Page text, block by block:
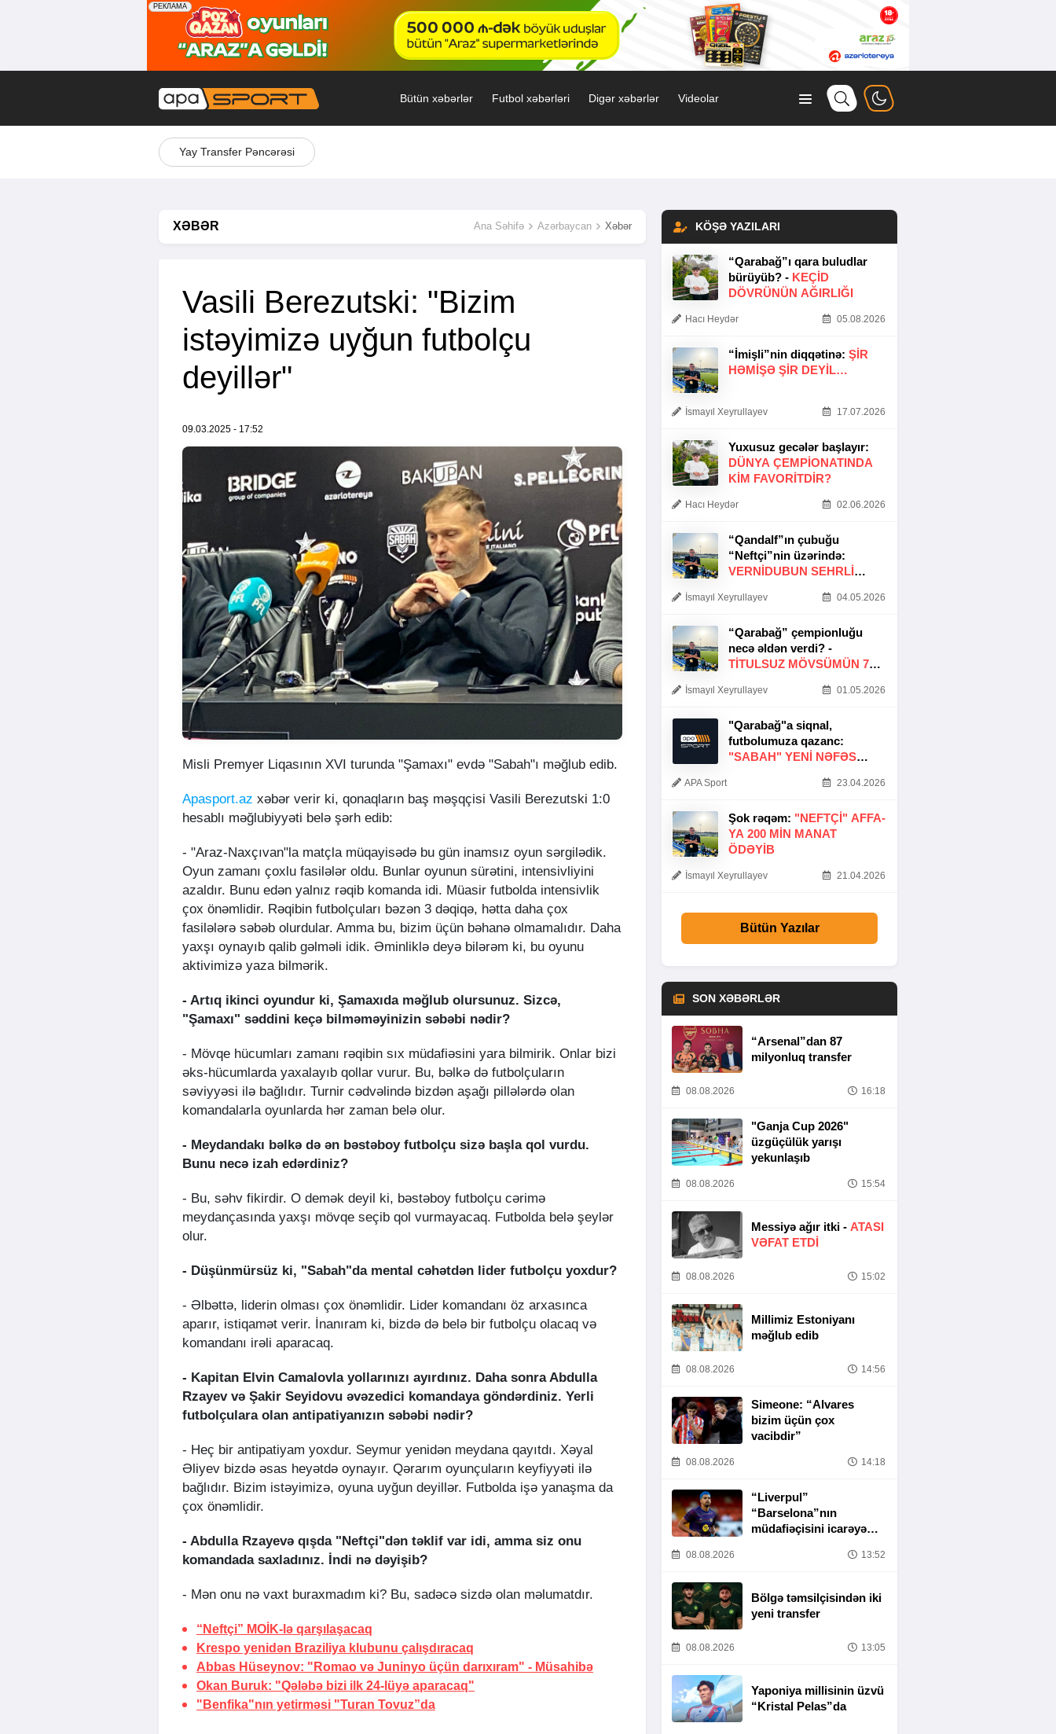
Bütün xəbərlər Futbol xəbərləri Digər xəbərlər Videolar
Yay Transfer Pəncərəsi
XƏBƏR Ana Səhifə Azərbaycan Xəbər
Vasili Berezutski: "Bizim
istəyimizə uyğun futbolçu
deyillər"
09.03.2025 - 17:52
Misli Premyer Liqasının XVI turunda "Şamaxı" evdə "Sabah"ı məğlub edib.
Apasport.az xəbər verir ki, qonaqların baş məşqçisi Vasili Berezutski 1:0
hesablı məğlubiyyəti belə şərh edib:
- "Araz-Naxçıvan"la matçla müqayisədə bu gün inamsız oyun sərgilədik.
Oyun zamanı çoxlu fasilələr oldu. Bunlar oyunun sürətini, intensivliyini
azaldır. Bunu edən yalnız rəqib komanda idi. Müasir futbolda intensivlik
çox önəmlidir. Rəqibin futbolçuları bəzən 3 dəqiqə, hətta daha çox
fasilələrə səbəb olurdular. Amma bu, bizim üçün bəhanə olmamalıdır. Daha
yaxşı oynayıb qalib gəlməli idik. Əminliklə deyə bilərəm ki, bu oyunu
aktivimizə yaza bilmərik.
- Artıq ikinci oyundur ki, Şamaxıda məğlub olursunuz. Sizcə,
"Şamaxı" səddini keçə bilməməyinizin səbəbi nədir?
- Mövqe hücumları zamanı rəqibin sıx müdafiəsini yara bilmirik. Onlar bizi
əks-hücumlarda yaxalayıb qollar vurur. Bu, bəlkə də futbolçuların
səviyyəsi ilə bağlıdır. Turnir cədvəlində bizdən aşağı pillələrdə olan
komandalarla oyunlarda hər zaman belə olur.
- Meydandakı bəlkə də ən bəstəboy futbolçu sizə başla qol vurdu.
Bunu necə izah edərdiniz?
- Bu, səhv fikirdir. O demək deyil ki, bəstəboy futbolçu cərimə
meydançasında yaxşı mövqe seçib qol vurmayacaq. Futbolda belə şeylər
olur.
- Düşünmürsüz ki, "Sabah"da mental cəhətdən lider futbolçu yoxdur?
- Əlbəttə, liderin olması çox önəmlidir. Lider komandanı öz arxasınca
aparır, istiqamət verir. İnanıram ki, bizdə də belə bir futbolçu olacaq və
komandanı irəli aparacaq.
- Kapitan Elvin Camalovla yollarınızı ayırdınız. Daha sonra Abdulla
Rzayev və Şakir Seyidovu əvəzedici komandaya göndərdiniz. Yerli
futbolçulara olan antipatiyanızın səbəbi nədir?
- Heç bir antipatiyam yoxdur. Seymur yenidən meydana qayıtdı. Xəyal
Əliyev bizdə əsas heyətdə oynayır. Qərarım oyunçuların keyfiyyəti ilə
bağlıdır. Bizim istəyimizə, oyuna uyğun deyillər. Futbolda işə yanaşma da
çox önəmlidir.
- Abdulla Rzayevə qışda "Neftçi"dən təklif var idi, amma siz onu
komandada saxladınız. İndi nə dəyişib?
- Mən onu nə vaxt buraxmadım ki? Bu, sadəcə sizdə olan məlumatdır.
“Neftçi” MOİK-lə qarşılaşacaq
Krespo yenidən Braziliya klubunu çalışdıracaq
Abbas Hüseynov: "Romao və Juninyo üçün darıxıram" - Müsahibə
Okan Buruk: "Qələbə bizi ilk 24-lüyə aparacaq"
"Benfika"nın yetirməsi "Turan Tovuz”da
KÖŞƏ YAZILARI
“Qarabağ”ı qara buludlar
bürüyüb? - KEÇID
DÖVRÜNÜN AĞIRLIĞI
Hacı Heydər 05.08.2026
“İmişli”nin diqqətinə: ŞIR
HƏMIŞƏ ŞIR DEYIL…
İsmayıl Xeyrullayev 17.07.2026
Yuxusuz gecələr başlayır:
DÜNYA ÇEMPIONATINDA
KIM FAVORITDIR?
Hacı Heydər 02.06.2026
“Qandalf”ın çubuğu
“Neftçi”nin üzərində:
VERNİDUBUN SEHRLİ
İsmayıl Xeyrullayev 04.05.2026
“Qarabağ” çempionluğu
necə əldən verdi? -
TITULSUZ MÖVSÜMÜN 7
İsmayıl Xeyrullayev 01.05.2026
"Qarabağ"a siqnal,
futbolumuza qazanc:
"SABAH" YENI NƏFƏS
APA Sport 23.04.2026
Şok rəqəm: "NEFTÇI" AFFA-
YA 200 MIN MANAT
ÖDƏYIB
İsmayıl Xeyrullayev 21.04.2026
Bütün Yazılar
SON XƏBƏRLƏR
“Arsenal”dan 87
milyonluq transfer
08.08.2026 16:18
"Ganja Cup 2026"
üzgüçülük yarışı
yekunlaşıb
08.08.2026 15:54
Messiyə ağır itki - ATASI
VƏFAT ETDI
08.08.2026 15:02
Millimiz Estoniyanı
məğlub edib
08.08.2026 14:56
Simeone: “Alvares
bizim üçün çox
vacibdir”
08.08.2026 14:18
“Liverpul”
“Barselona”nın
müdafiəçisini icarəyə
08.08.2026 13:52
Bölgə təmsilçisindən iki
yeni transfer
08.08.2026 13:05
Yaponiya millisinin üzvü
“Kristal Pelas”da